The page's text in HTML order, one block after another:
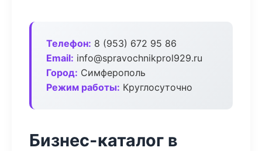
Телефон: 8 (953) 672 95 86
Email: info@spravochnikprol929.ru
Город: Симферополь
Режим работы: Круглосуточно
Бизнес-каталог в